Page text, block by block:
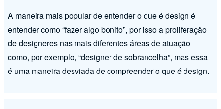
A maneira mais popular de entender o que é design é
entender como “fazer algo bonito”, por isso a proliferação
de designeres nas mais diferentes áreas de atuação
como, por exemplo, “designer de sobrancelha”, mas essa
é uma maneira desviada de compreender o que é design.